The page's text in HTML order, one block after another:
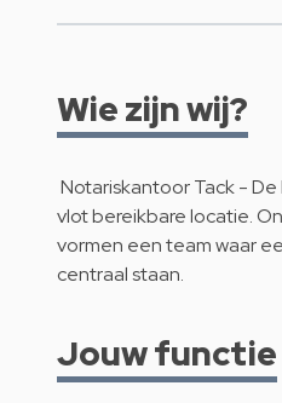
Wie zijn wij?
Notariskantoor Tack -
vlot bereikbare locatie.
vormen een team waar
centraal staan.
Jouw functie